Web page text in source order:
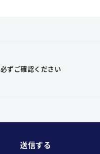
必ずご確認ください